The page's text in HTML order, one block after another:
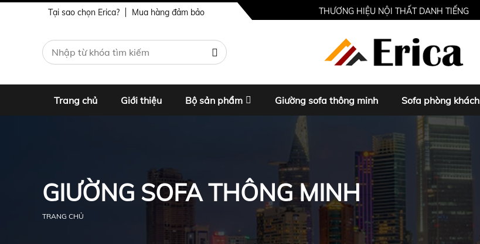
Tại sao chọn Erica? Mua hàng đảm bảo THƯƠNG HIỆU NỘI THẤT DANH TIẾNG
Trang chủ Giới thiệu Bộ sản phẩm Giường sofa thông minh Sofa phòng khách
GIƯỜNG SOFA THÔNG MINH
TRANG CHỦ